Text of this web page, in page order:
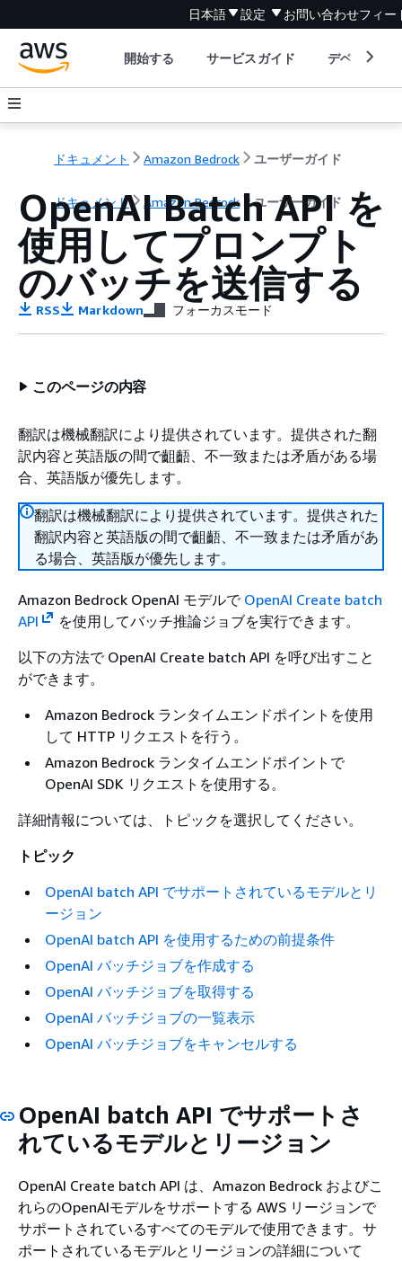
日本語 設定 お問い合わせフィー
開始する サービスガイド デベロッパ
ドキュメント Amazon Bedrock ユーザーガイド
ドキュメント Amazon Bedrock ユーザーガイド
OpenAI Batch API を
使用してプロンプト
のバッチを送信する
RSS Markdown フォーカスモード
このページの内容
翻訳は機械翻訳により提供されています。提供された翻
訳内容と英語版の間で齟齬、不一致または矛盾がある場
合、英語版が優先します。
翻訳は機械翻訳により提供されています。提供された
翻訳内容と英語版の間で齟齬、不一致または矛盾があ
る場合、英語版が優先します。
Amazon Bedrock OpenAI モデルで OpenAI Create batch
API
を使用してバッチ推論ジョブを実行できます。
以下の方法で OpenAI Create batch API を呼び出すこと
ができます。
Amazon Bedrock ランタイムエンドポイントを使用
して HTTP リクエストを行う。
Amazon Bedrock ランタイムエンドポイントで
OpenAI SDK リクエストを使用する。
詳細情報については、トピックを選択してください。
トピック
OpenAI batch API でサポートされているモデルとリ
ージョン
OpenAI batch API を使用するための前提条件
OpenAI バッチジョブを作成する
OpenAI バッチジョブを取得する
OpenAI バッチジョブの一覧表示
OpenAI バッチジョブをキャンセルする
OpenAI batch API でサポートさ
れているモデルとリージョン
OpenAI Create batch API は、Amazon Bedrock およびこ
れらのOpenAIモデルをサポートする AWS リージョンで
サポートされているすべてのモデルで使用できます。サ
ポートされているモデルとリージョンの詳細について